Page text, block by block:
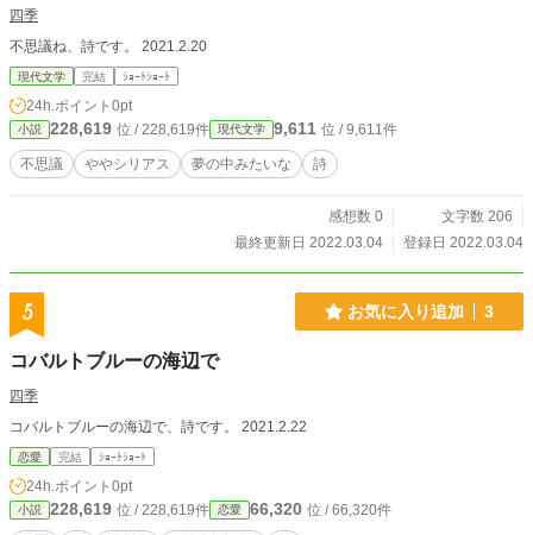
四季
不思議ね、詩です。 2021.2.20
現代文学 完結 ｼｮｰﾄｼｮｰﾄ
24h.ポイント 0pt
小説 228,619 位 / 228,619件 現代文学 9,611 位 / 9,611件
不思議 ややシリアス 夢の中みたいな 詩
感想数 0
文字数 206
最終更新日 2022.03.04
登録日 2022.03.04
5 お気に入り追加 3
コバルトブルーの海辺で
四季
コバルトブルーの海辺で、詩です。 2021.2.22
恋愛 完結 ｼｮｰﾄｼｮｰﾄ
24h.ポイント 0pt
小説 228,619 位 / 228,619件 恋愛 66,320 位 / 66,320件